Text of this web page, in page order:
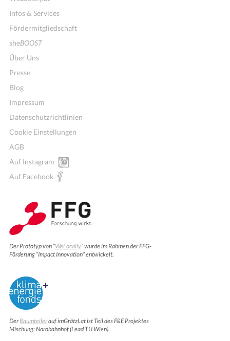
Infos & Services
Fördermitgliedschaft
sheBOOST
Über Uns
Presse
Blog
Impressum
Datenschutzrichtlinien
Cookie Einstellungen
AGB
Auf Instagram
Auf Facebook
Der Prototyp von “WeLocally” wurde im Rahmen der FFG-
Förderung “Impact Innovation” entwickelt.
DerRaumteilerauf imGrätzl.at ist Teil des F&E Projektes
Mischung: Nordbahnhof (Lead TU Wien).